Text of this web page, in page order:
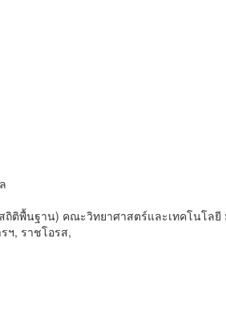
พื้นฐาน) คณะวิทยาศาสตร์และเทคโนโลยี
ฯ, ราชโอรส,